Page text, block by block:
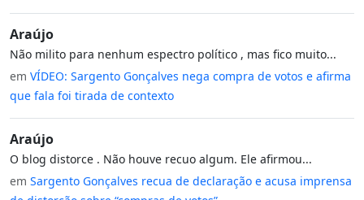
Araújo
Não milito para nenhum espectro político , mas fico muito...
em VÍDEO: Sargento Gonçalves nega compra de votos e afirma
que fala foi tirada de contexto
Araújo
O blog distorce . Não houve recuo algum. Ele afirmou...
em Sargento Gonçalves recua de declaração e acusa imprensa